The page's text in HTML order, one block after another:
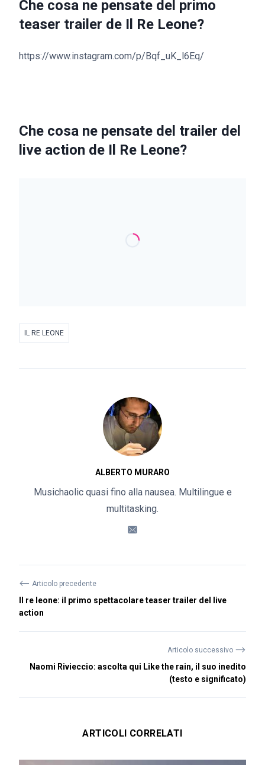
Che cosa ne pensate del primo
teaser trailer de Il Re Leone?
https://www.instagram.com/p/Bqf_uK_l6Eq/
Che cosa ne pensate del trailer del
live action de Il Re Leone?
IL RE LEONE
ALBERTO MURARO
Musichaolic quasi fino alla nausea. Multilingue e
multitasking.
⟵ Articolo precedente
Il re leone: il primo spettacolare teaser trailer del live
action
Articolo successivo ⟶
Naomi Rivieccio: ascolta qui Like the rain, il suo inedito
(testo e significato)
ARTICOLI CORRELATI